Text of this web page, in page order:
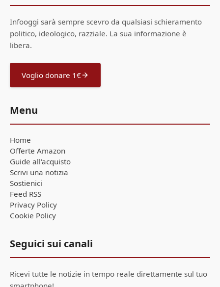
Infooggi sarà sempre scevro da qualsiasi schieramento
politico, ideologico, razziale. La sua informazione è
libera.
Voglio donare 1€
Menu
Home
Offerte Amazon
Guide all'acquisto
Scrivi una notizia
Sostienici
Feed RSS
Privacy Policy
Cookie Policy
Seguici sui canali
Ricevi tutte le notizie in tempo reale direttamente sul tuo